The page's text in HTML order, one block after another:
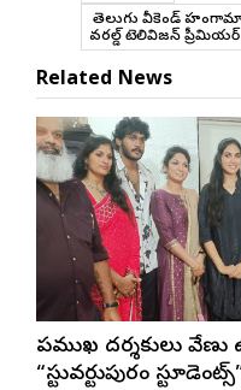
జీ తెలుగు వీకెండ్‌
వరల్డ్ టెలివిజన్ ప్రీమియర్
Related News
ప్రముఖ దర్శకులు
“స్టువర్టుపురం